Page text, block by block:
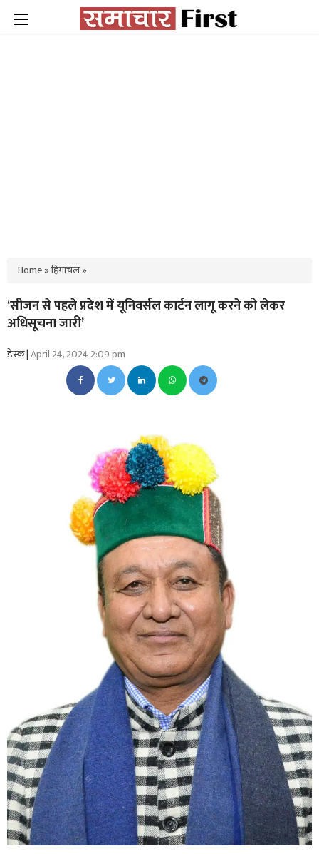
Home»हिमाचल»
‘सीजन से पहले प्रदेश में यूनिवर्सल कार्टन लागू करने को लेकर
अधिसूचना जारी’
डेस्क |April 24, 2024 2:09 pm